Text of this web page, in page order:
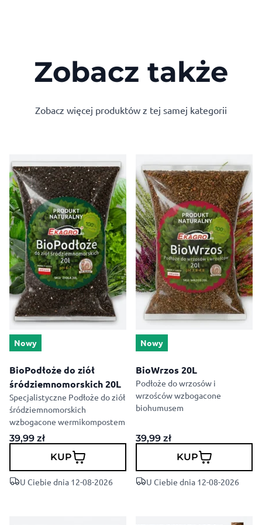
Zobacz także
Zobacz więcej produktów z tej samej kategorii
Nowy
BioPodłoże do ziół
śródziemnomorskich 20L
Specjalistyczne Podłoże do ziół
śródziemnomorskich
wzbogacone wermikompostem
39,99 zł
KUP
U Ciebie dnia 12-08-2026
Nowy
BioWrzos 20L
Podłoże do wrzosów i
wrzośców wzbogacone
biohumusem
39,99 zł
KUP
U Ciebie dnia 12-08-2026